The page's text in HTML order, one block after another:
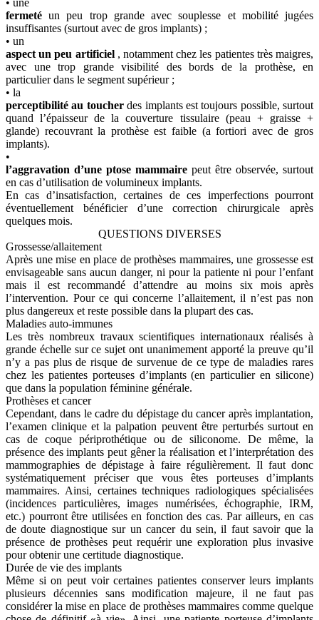
fermetéun peu trop grande avec souplesse et mobilité jugées
insuffisantes (surtout avec de gros implants) ;
• un
aspect un peu artificiel , notamment chez les patientes très maigres,
avec une trop grande visibilité des bords de la prothèse, en
particulier dans le segment supérieur ;
• la
perceptibilité au toucherdes implants est toujours possible, surtout
quand l’épaisseur de la couverture tissulaire (peau + graisse +
glande) recouvrant la prothèse est faible (a fortiori avec de gros
implants).
•
l’aggravation d’une ptose mammaire peut être observée, surtout
en cas d’utilisation de volumineux implants.
En cas d’insatisfaction, certaines de ces imperfections pourront
éventuellement bénéficier d’une correction chirurgicale après
quelques mois.
QUESTIONS DIVERSES
Grossesse/allaitement
Après une mise en place de prothèses mammaires, une grossesse est
envisageable sans aucun danger, ni pour la patiente ni pour l’enfant
mais il est recommandé d’attendre au moins six mois après
l’intervention. Pour ce qui concerne l’allaitement, il n’est pas non
plus dangereux et reste possible dans la plupart des cas.
Maladies auto-immunes
Les très nombreux travaux scientifiques internationaux réalisés à
grande échelle sur ce sujet ont unanimement apporté la preuve qu’il
n’y a pas plus de risque de survenue de ce type de maladies rares
chez les patientes porteuses d’implants (en particulier en silicone)
que dans la population féminine générale.
Prothèses et cancer
Cependant, dans le cadre du dépistage du cancer après implantation,
l’examen clinique et la palpation peuvent être perturbés surtout en
cas de coque périprothétique ou de siliconome. De même, la
présence des implants peut gêner la réalisation et l’interprétation des
mammographies de dépistage à faire régulièrement. Il faut donc
systématiquement préciser que vous êtes porteuses d’implants
mammaires. Ainsi, certaines techniques radiologiques spécialisées
(incidences particulières, images numérisées, échographie, IRM,
etc.) pourront être utilisées en fonction des cas. Par ailleurs, en cas
de doute diagnostique sur un cancer du sein, il faut savoir que la
présence de prothèses peut requérir une exploration plus invasive
pour obtenir une certitude diagnostique.
Durée de vie des implants
Même si on peut voir certaines patientes conserver leurs implants
plusieurs décennies sans modification majeure, il ne faut pas
considérer la mise en place de prothèses mammaires comme quelque